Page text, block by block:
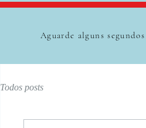
Aguarde alguns
Todos posts